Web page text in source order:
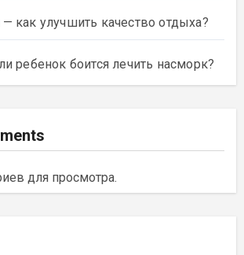
как улучшить качество отдыха?
ребенок боится лечить насморк?
для просмотра.